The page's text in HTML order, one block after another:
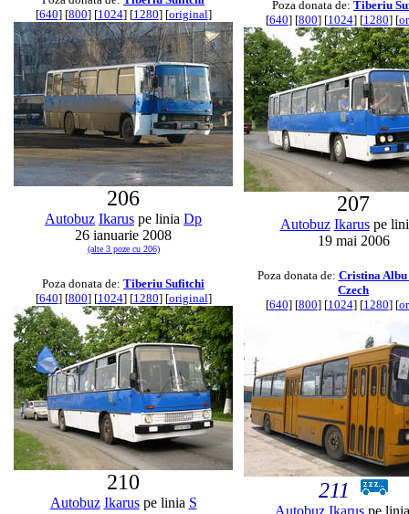
[640] [800] [1024] [1280] [original]
206
Autobuz Ikarus pe linia Dp
26 ianuarie 2008
(alte 3 poze cu 206)
Poza donata de: Tiberiu
[640] [800] [1024] [1280] [
207
Autobuz Ikaruspe
19 mai 2006
Poza donata de: Tiberiu Sufitchi
[640] [800] [1024] [1280] [original]
210
Autobuz Ikaruspe linia S
Poza donata de: Cristina
Czech
[640] [800] [1024] [1280] [
211
Autobuz Ikarus pe